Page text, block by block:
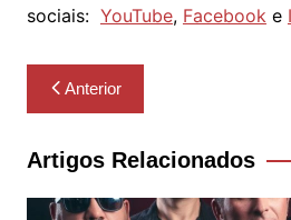
sociais: YouTube, Facebooke
Navegação
de
Post
Anterior
Artigos Relacionados